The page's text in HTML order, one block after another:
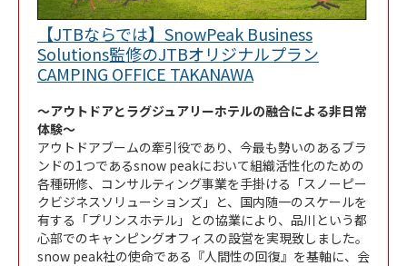
【JTBならでは】SnowPeak Business
Solutions監修のJTBオリジナルプラン
CAMPING OFFICE TAKANAWALink Opens in New
～アウトドアとラグジュアリーホテルの融合による非日常
体験～
アウトドアブームの牽引役であり、今最も勢いのあるブラ
ンドの1つであるsnow peakにおいて組織活性化のための
各種研修、コンサルティング事業を手掛ける「スノーピー
クビジネスソリューションズ」と、国内随一のスケールを
有する「プリンスホテル」との協業により、品川という都
心部でのキャンピングオフィスの設営を実現致しました。
snow peak社の使命である『人間性の回復』を基軸に、会